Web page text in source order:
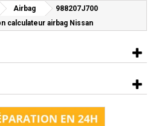
Airbag
988207J700
calculateur airbag Nissan